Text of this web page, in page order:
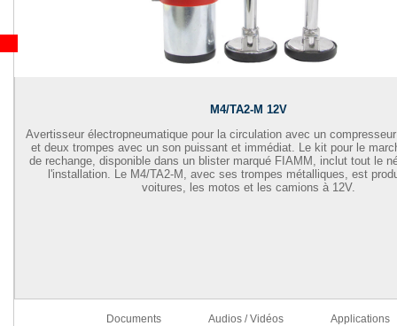
M4/TA2-M 12V
Avertisseur électropneumatique pour la circulation avec un
et deux trompes avec un son puissant et immédiat. Le kit pour le
de rechange, disponible dans un blister marqué FIAMM, inclut tout le
l'installation. Le M4/TA2-M, avec ses trompes métalliques, est
voitures, les motos et les camions à 12V.
Documents Audios / Vidéos Applications